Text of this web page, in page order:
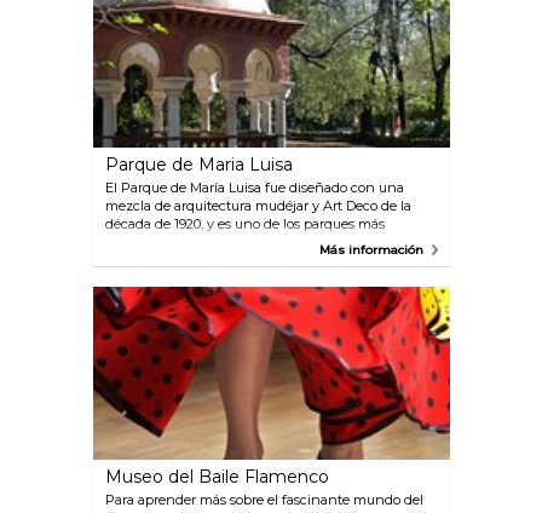
Parque de Maria Luisa
El Parque de María Luisa fue diseñado con una
mezcla de arquitectura mudéjar y Art Deco de la
década de 1920, y es uno de los parques más
grandes de Sevilla. Este parque está muy bien
decorado con bancos de cerámica, fuentes, piscinas,
menudo se dirigen directamente a la atracción
estrella del parque: la Plaza de España.
Más información
Museo del Baile Flamenco
Para aprender más sobre el fascinante mundo del